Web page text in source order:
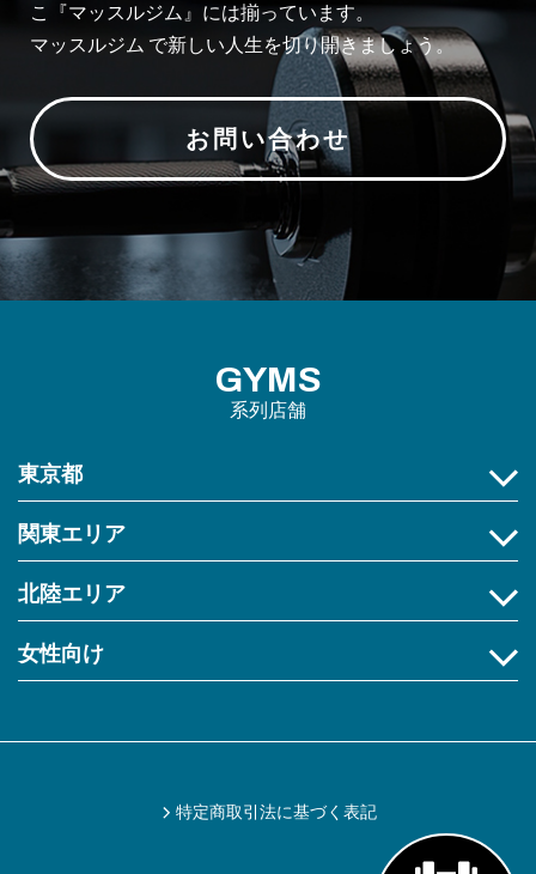
こ『マッスルジム』には揃っています。
マッスルジム で新しい人生を切り開きましょう。
お問い合わせ
GYMS
系列店舗
東京都
関東エリア
北陸エリア
女性向け
特定商取引法に基づく表記